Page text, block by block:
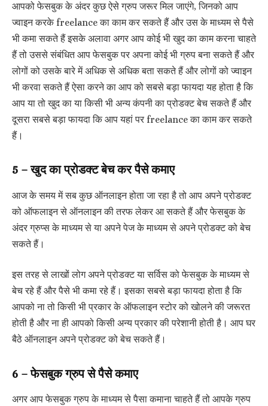
आपको फेसबुक के अंदर कुछ ऐसे ग्रुप जरूर मिल जाएंगे, जिनको आप
ज्वाइन करके freelance का काम कर सकते हैं और उस के माध्यम से पैसे
भी कमा सकते हैं इसके अलावा अगर आप कोई भी खुद का काम करना चाहते
हैं तो उससे संबंधित आप फेसबुक पर अपना कोई भी ग्रुप बना सकते हैं और
लोगों को उसके बारे में अधिक से अधिक बता सकते हैं और लोगों को ज्वाइन
भी करवा सकते हैं ऐसा करने का आप को सबसे बड़ा फायदा यह होता है कि
आप या तो खुद का या किसी भी अन्य कंपनी का प्रोडक्ट बेच सकते हैं और
दूसरा सबसे बड़ा फायदा कि आप यहां पर freelance का काम कर सकते
हैं।
5 – खुद का प्रोडक्ट बेच कर पैसे कमाए
आज के समय में सब कुछ ऑनलाइन होता जा रहा है तो आप अपने प्रोडक्ट
को ऑफलाइन से ऑनलाइन की तरफ लेकर आ सकते हैं और फेसबुक के
अंदर ग्रुप्स के माध्यम से या अपने पेज के माध्यम से अपने प्रोडक्ट को बेच
सकते हैं।
इस तरह से लाखों लोग अपने प्रोडक्ट या सर्विस को फेसबुक के माध्यम से
बेच रहे हैं और पैसे भी कमा रहे हैं। इसका सबसे बड़ा फायदा होता है कि
आपको ना तो किसी भी प्रकार के ऑफलाइन स्टोर को खोलने की जरूरत
होती है और ना ही आपको किसी अन्य प्रकार की परेशानी होती है। आप घर
बैठे ऑनलाइन अपने प्रोडक्ट को बेच सकते हैं।
6 – फेसबुक ग्रुप से पैसे कमाए
अगर आप फेसबुक ग्रुप के माध्यम से पैसा कमाना चाहते हैं तो आपके ग्रुप